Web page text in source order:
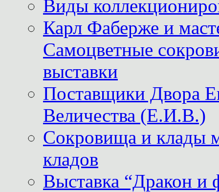
Виды
Карл Фаберже и
Самоцветные
выставки
Поставщики
Величества (Е.И.В.)
Сокровища и клады
кладов
Выставка “Дракон и